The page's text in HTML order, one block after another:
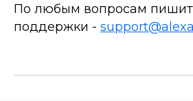
По любым вопросам
поддержки -